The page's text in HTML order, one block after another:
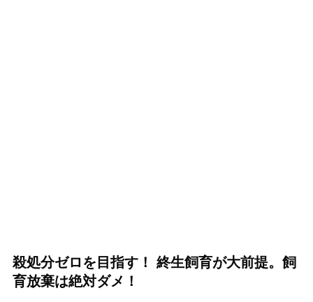
殺処分ゼロを目指す！ 終生飼育が大前提。飼
育放棄は絶対ダメ！